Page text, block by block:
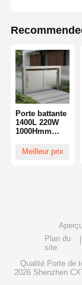
À La Maison
Porte battante
1400L 220W
1000Hmm
brossée Top
Meilleur prix
Fondée en
Co., Ltd. est
intégrant la
un.CXT
clients des
personnalisés
Plan du
site
Qualité Porte de
2026 Shenzhen